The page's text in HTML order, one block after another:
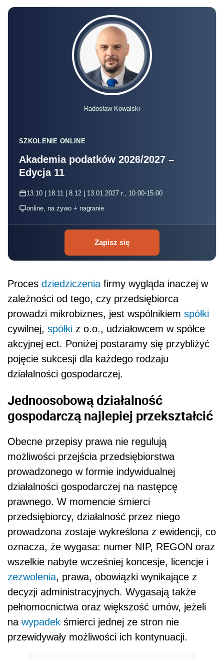
Radosław Kowalski
SZKOLENIE ONLINE
Akademia podatków 2026/2027 –
Edycja 11
13.10 | 18.11 | 8.12 | 13.01.2027 r., 10:00-15:00
online, na żywo + nagranie
Zapisz się
Proces dziedziczenia firmy wygląda inaczej w
zależności od tego, czy przedsiębiorca
prowadzi mikrobiznes, jest wspólnikiem spółki
cywilnej, spółki z o.o., udziałowcem w spółce
akcyjnej ect. Poniżej postaramy się przybliżyć
pojęcie sukcesji dla każdego rodzaju
działalności gospodarczej.
Jednoosobową działalność
gospodarczą najlepiej przekształcić
Obecne przepisy prawa nie regulują
możliwości przejścia przedsiębiorstwa
prowadzonego w formie indywidualnej
działalności gospodarczej na następcę
prawnego. W momencie śmierci
przedsiębiorcy, działalność przez niego
prowadzona zostaje wykreślona z ewidencji, co
oznacza, że wygasa: numer NIP, REGON oraz
wszelkie nabyte wcześniej koncesje, licencje i
zezwolenia, prawa, obowiązki wynikające z
decyzji administracyjnych. Wygasają także
pełnomocnictwa oraz większość umów, jeżeli
na wypadek śmierci jednej ze stron nie
przewidywały możliwości ich kontynuacji.